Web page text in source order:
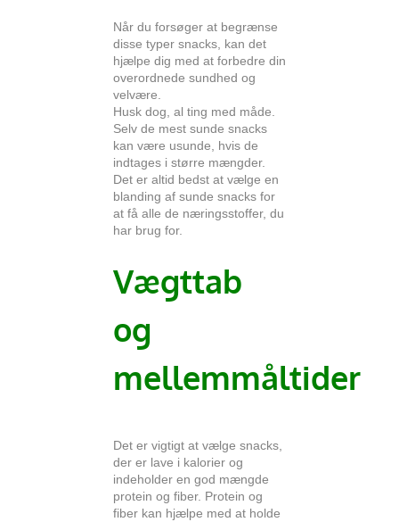
Når du forsøger at begrænse
disse typer snacks, kan det
hjælpe dig med at forbedre din
overordnede sundhed og
velvære.
Husk dog, al ting med måde.
Selv de mest sunde snacks
kan være usunde, hvis de
indtages i større mængder.
Det er altid bedst at vælge en
blanding af sunde snacks for
at få alle de næringsstoffer, du
har brug for.
Vægttab
og
mellemmåltider
Det er vigtigt at vælge snacks,
der er lave i kalorier og
indeholder en god mængde
protein og fiber. Protein og
fiber kan hjælpe med at holde